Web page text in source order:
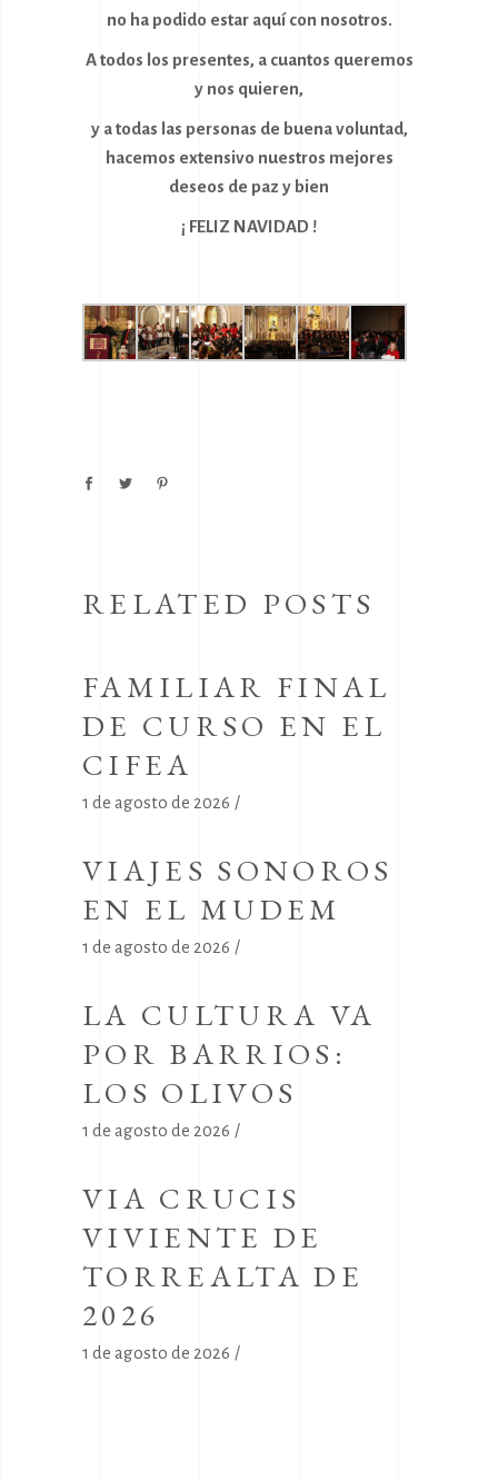
no ha podido estar aquí con nosotros.
A todos los presentes, a cuantos queremos
y nos quieren,
y a todas las personas de buena voluntad,
hacemos extensivo nuestros mejores
deseos de paz y bien
¡ FELIZ NAVIDAD !
RELATED POSTS
FAMILIAR FINAL
DE CURSO EN EL
CIFEA
1 de agosto de 2026
VIAJES SONOROS
EN EL MUDEM
1 de agosto de 2026
LA CULTURA VA
POR BARRIOS:
LOS OLIVOS
1 de agosto de 2026
VIA CRUCIS
VIVIENTE DE
TORREALTA DE
2026
1 de agosto de 2026